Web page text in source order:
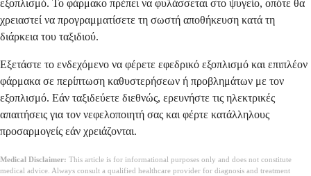
εξοπλισμό. Το φάρμακο πρέπει να φυλάσσεται στο ψυγείο, οπότε θα
χρειαστεί να προγραμματίσετε τη σωστή αποθήκευση κατά τη
διάρκεια του ταξιδιού.
Εξετάστε το ενδεχόμενο να φέρετε εφεδρικό εξοπλισμό και επιπλέον
φάρμακα σε περίπτωση καθυστερήσεων ή προβλημάτων με τον
εξοπλισμό. Εάν ταξιδεύετε διεθνώς, ερευνήστε τις ηλεκτρικές
απαιτήσεις για τον νεφελοποιητή σας και φέρτε κατάλληλους
προσαρμογείς εάν χρειάζονται.
Medical Disclaimer: This article is for informational purposes only and does not constitute
medical advice. Always consult a qualified healthcare provider for diagnosis and treatment